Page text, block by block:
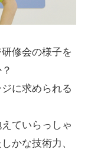
修会の様子を
に求められる
ていらっしゃ
かな技術力、